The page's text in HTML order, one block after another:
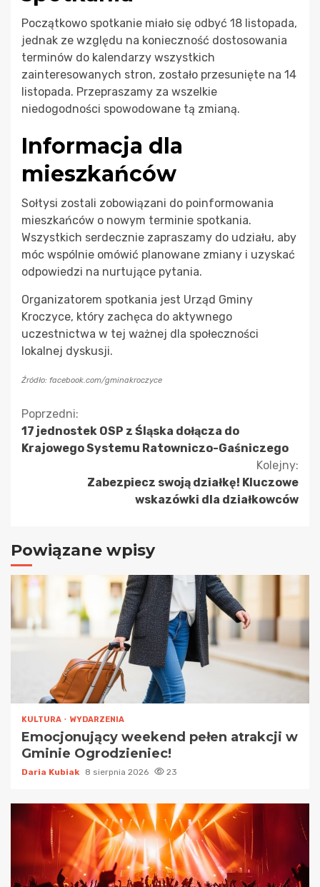
Początkowo spotkanie miało się odbyć 18 listopada,
jednak ze względu na konieczność dostosowania
terminów do kalendarzy wszystkich
zainteresowanych stron, zostało przesunięte na 14
listopada. Przepraszamy za wszelkie
niedogodności spowodowane tą zmianą.
Informacja dla
mieszkańców
Sołtysi zostali zobowiązani do poinformowania
mieszkańców o nowym terminie spotkania.
Wszystkich serdecznie zapraszamy do udziału, aby
móc wspólnie omówić planowane zmiany i uzyskać
odpowiedzi na nurtujące pytania.
Organizatorem spotkania jest Urząd Gminy
Kroczyce, który zachęca do aktywnego
uczestnictwa w tej ważnej dla społeczności
lokalnej dyskusji.
Źródło: facebook.com/gminakroczyce
Kontynuuj
czytanie
Poprzedni:
17 jednostek OSP z Śląska dołącza do
Krajowego Systemu Ratowniczo-Gaśniczego
Kolejny:
Zabezpiecz swoją działkę! Kluczowe
wskazówki dla działkowców
Powiązane wpisy
KULTURA WYDARZENIA
Emocjonujący weekend pełen atrakcji w
Gminie Ogrodzieniec!
Daria Kubiak 8 sierpnia 2026 23